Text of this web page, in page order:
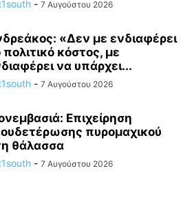
- 7 Αυγούστου 2026
«Δεν με ενδιαφέρει
πολιτικό κόστος, με
να υπάρχει...
- 7 Αυγούστου 2026
Επιχείρηση
πυρομαχικού
θάλασσα
- 7 Αυγούστου 2026